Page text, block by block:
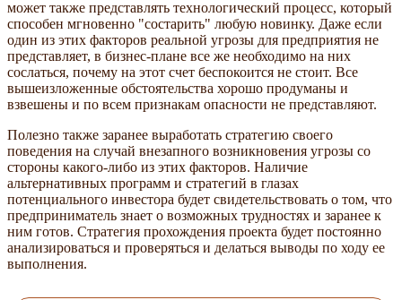
может также представлять технологический процесс, который
способен мгновенно "состарить" любую новинку. Даже если
один из этих факторов реальной угрозы для предприятия не
представляет, в бизнес-плане все же необходимо на них
сослаться, почему на этот счет беспокоится не стоит. Все
вышеизложенные обстоятельства хорошо продуманы и
взвешены и по всем признакам опасности не представляют.
Полезно также заранее выработать стратегию своего
поведения на случай внезапного возникновения угрозы со
стороны какого-либо из этих факторов. Наличие
альтернативных программ и стратегий в глазах
потенциального инвестора будет свидетельствовать о том, что
предприниматель знает о возможных трудностях и заранее к
ним готов. Стратегия прохождения проекта будет постоянно
анализироваться и проверяться и делаться выводы по ходу ее
выполнения.